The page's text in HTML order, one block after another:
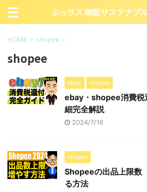
ぶっサス 物販サステナブ
HOME > shopee >
shopee
ebay shopee
ebay・shopee消費税
細完全解説
2024/7/16
shopee
Shopeeの出品上限数
る方法